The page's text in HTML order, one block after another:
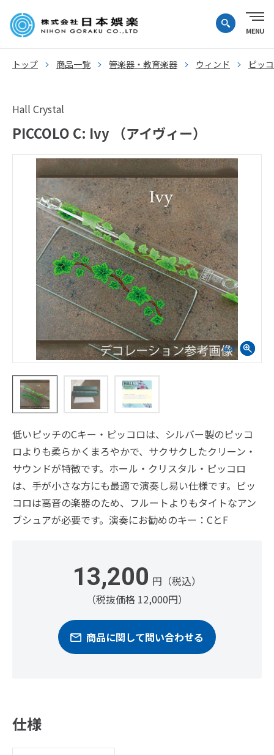
トップ 商品一覧 管楽器・教育楽器 ウィンド ピッ
Hall Crystal
PICCOLO C: Ivy （アイヴィー）
低いピッチのCキー・ピッコロは、シルバー製のピッコ
ロよりも柔らかくまろやかで、サクサクしたクリーン・
サウンドが特徴です。ホール・クリスタル・ピッコロ
は、手が小さな方にも最適で演奏し易い仕様です。ピッ
コロは高音の楽器のため、フルートよりもタイトなアン
ブシュアが必要です。演奏にお勧めのキー：CとF
13,200 円（税込）
（税抜価格 12,000円）
商品に関して問い合わせる
仕様